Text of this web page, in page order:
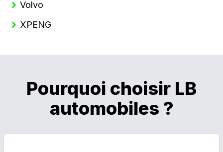
Volvo
XPENG
Pourquoi choisir LB
automobiles ?